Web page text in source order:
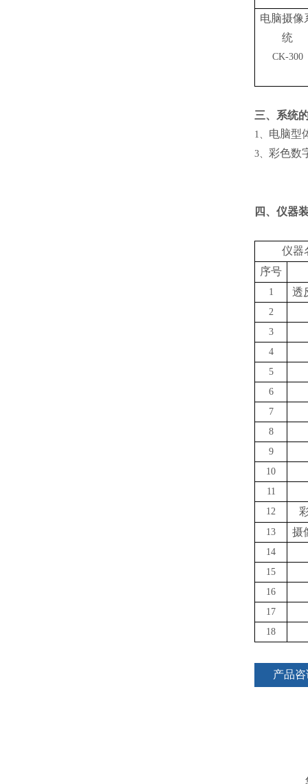
电脑摄像
统
CK-300
三、系统
1、 电脑型
3、 彩色数
四、 仪器
仪器
序号
1 透
2
3
4
5
6
7
8
9
10
11
12
13 摄
14
15
16
17
18
产品